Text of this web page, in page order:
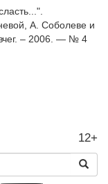
А. Соболеве и
– 2006. — № 4
12+